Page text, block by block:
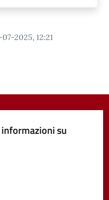
2025, 12:21
su